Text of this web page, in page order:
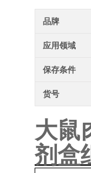
品牌
应用领域
保存条件
货号
大鼠
剂盒